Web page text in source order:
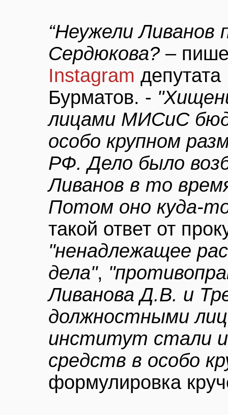
“Неужели Ливанов
Сердюкова? –
Instagram
Бурматов. -
лицами МИСиС
особо крупном
РФ. Дело было
Ливанов в то
Потом оно куда-
такой ответ от
"ненадлежащее
дела",
Ливанова Д.В. и
должностными
институт стали
средств в особо
формулировка